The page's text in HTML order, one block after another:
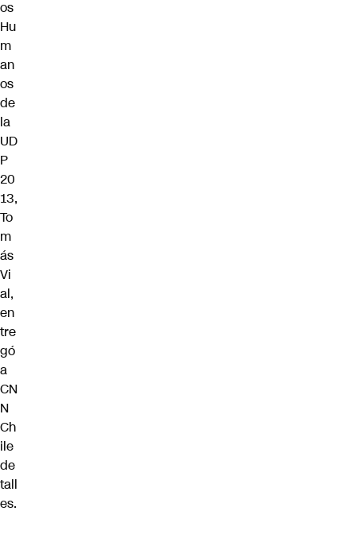
os
Hu
m
an
os
de
la
UD
P
20
13,
To
m
ás
Vi
al,
en
tre
gó
a
CN
N
Ch
ile
de
tall
es.